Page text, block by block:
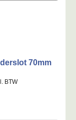
70mm
BTW